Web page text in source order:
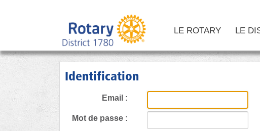
LE ROTARY LE
Identification
Email :
Mot de passe :